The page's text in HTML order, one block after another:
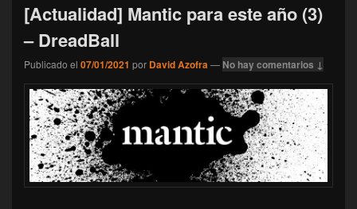
[Actualidad] Mantic para este año (3)
– DreadBall
Publicado el 07/01/2021 por David Azofra— No hay comentarios ↓